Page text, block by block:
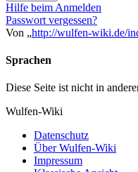
Hilfe beim Anmelden
Passwort vergessen?
Von „http://wulfen-wiki.de/
Sprachen
Diese Seite ist nicht in
Wulfen-Wiki
Datenschutz
Über Wulfen-Wiki
Impressum